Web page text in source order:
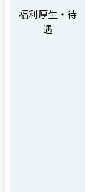
福利厚生・待
遇